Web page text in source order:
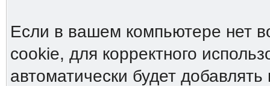
Если в вашем компьютере нет
cookie, для корректного
автоматически будет